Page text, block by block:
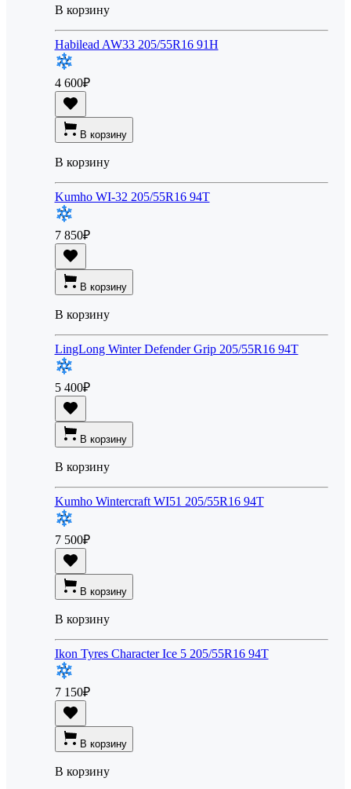
В корзину
Habilead AW33 205/55R16 91H
4 600₽
В корзину
В корзину
Kumho WI-32 205/55R16 94T
7 850₽
В корзину
В корзину
LingLong Winter Defender Grip 205/55R16 94T
5 400₽
В корзину
В корзину
Kumho Wintercraft WI51 205/55R16 94T
7 500₽
В корзину
В корзину
Ikon Tyres Character Ice 5 205/55R16 94T
7 150₽
В корзину
В корзину